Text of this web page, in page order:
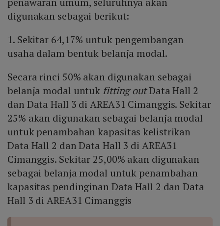
digunakan sebagai berikut:
1. Sekitar 64,17% untuk pengembangan
usaha dalam bentuk belanja modal.
Secara rinci 50% akan digunakan sebagai
belanja modal untuk fitting outData Hall 2
dan Data Hall 3 di AREA31 Cimanggis. Sekitar
25% akan digunakan sebagai belanja modal
untuk penambahan kapasitas kelistrikan
Data Hall 2 dan Data Hall 3 di AREA31
Cimanggis. Sekitar 25,00% akan digunakan
sebagai belanja modal untuk penambahan
kapasitas pendinginan Data Hall 2 dan Data
Hall 3 di AREA31 Cimanggis